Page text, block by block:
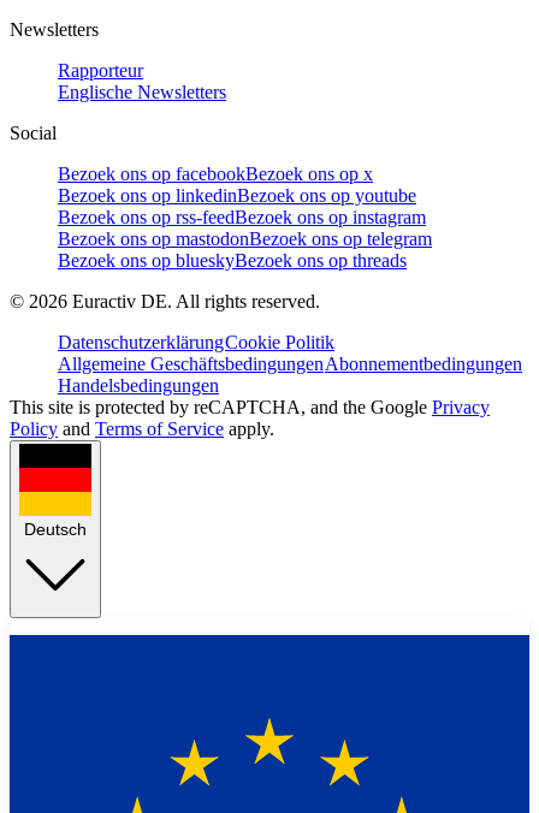
Newsletters
Rapporteur
Englische Newsletters
Social
Bezoek ons op facebookBezoek ons op x
Bezoek ons op linkedinBezoek ons op youtube
Bezoek ons op rss-feedBezoek ons op instagram
Bezoek ons op mastodonBezoek ons op telegram
Bezoek ons op blueskyBezoek ons op threads
© 2026 Euractiv DE. All rights reserved.
DatenschutzerklärungCookie Politik
Allgemeine GeschäftsbedingungenAbonnementbedingungen
Handelsbedingungen
This site is protected by reCAPTCHA, and the Google Privacy
Policy and Terms of Service apply.
Deutsch